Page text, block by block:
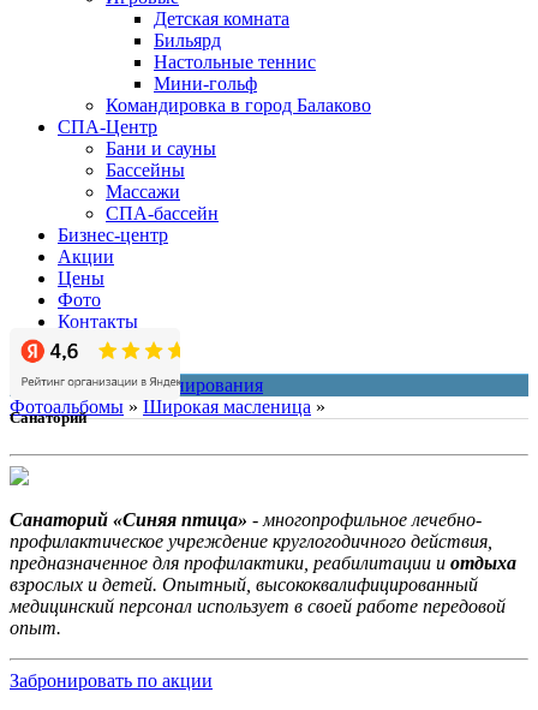
Детская комната
Бильярд
Настольные теннис
Мини-гольф
Командировка в город Балаково
СПА-Центр
Бани и сауны
Бассейны
Массажи
СПА-бассейн
Бизнес-центр
Акции
Цены
Фото
Контакты
О нас
система онлайн-бронирования
Фотоальбомы » Широкая масленица »
Санаторий
Санаторий «Синяя птица» - многопрофильное лечебно-
профилактическое учреждение круглогодичного действия,
предназначенное для профилактики, реабилитации и отдыха
взрослых и детей. Опытный, высококвалифицированный
медицинский персонал использует в своей работе передовой
опыт.
Забронировать по акции